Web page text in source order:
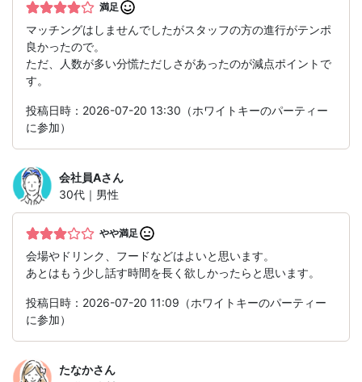
満足
マッチングはしませんでしたがスタッフの方の進行がテンポ
良かったので。
ただ、人数が多い分慌ただしさがあったのが減点ポイントで
す。
投稿日時：2026-07-20 13:30（ホワイトキーのパーティー
に参加）
会社員Aさん
30代｜男性
やや満足
会場やドリンク、フードなどはよいと思います。
あとはもう少し話す時間を長く欲しかったらと思います。
投稿日時：2026-07-20 11:09（ホワイトキーのパーティー
に参加）
たなかさん